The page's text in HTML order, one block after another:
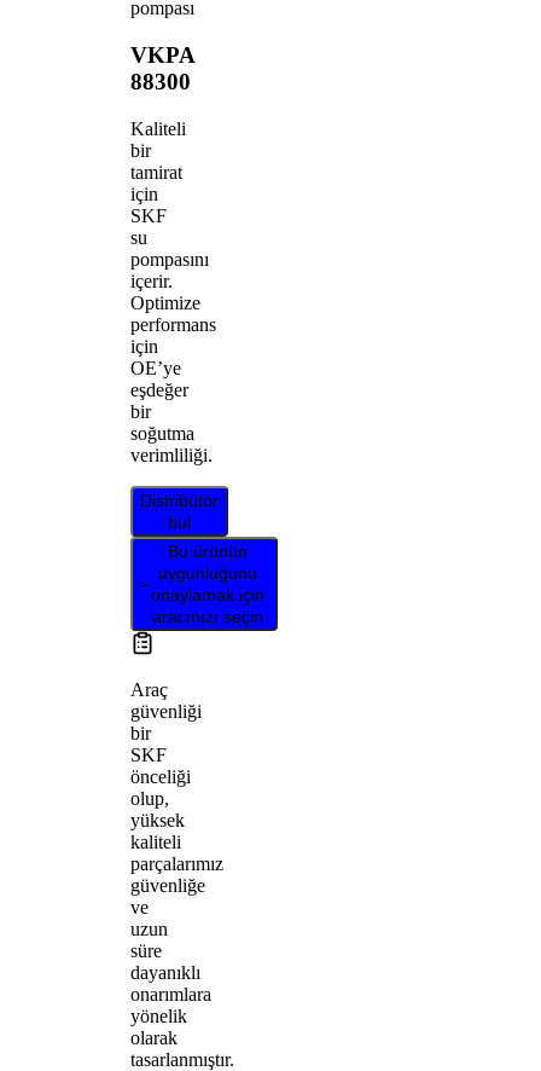
pompası
VKPA
88300
Kaliteli
bir
tamirat
için
SKF
su
pompasını
içerir.
Optimize
performans
için
OE’ye
eşdeğer
bir
soğutma
verimliliği.
Distribütör
bul
Bu ürünün
uygunluğunu
onaylamak için
aracınızı seçin
Araç
güvenliği
bir
SKF
önceliği
olup,
yüksek
kaliteli
parçalarımız
güvenliğe
ve
uzun
süre
dayanıklı
onarımlara
yönelik
olarak
tasarlanmıştır.